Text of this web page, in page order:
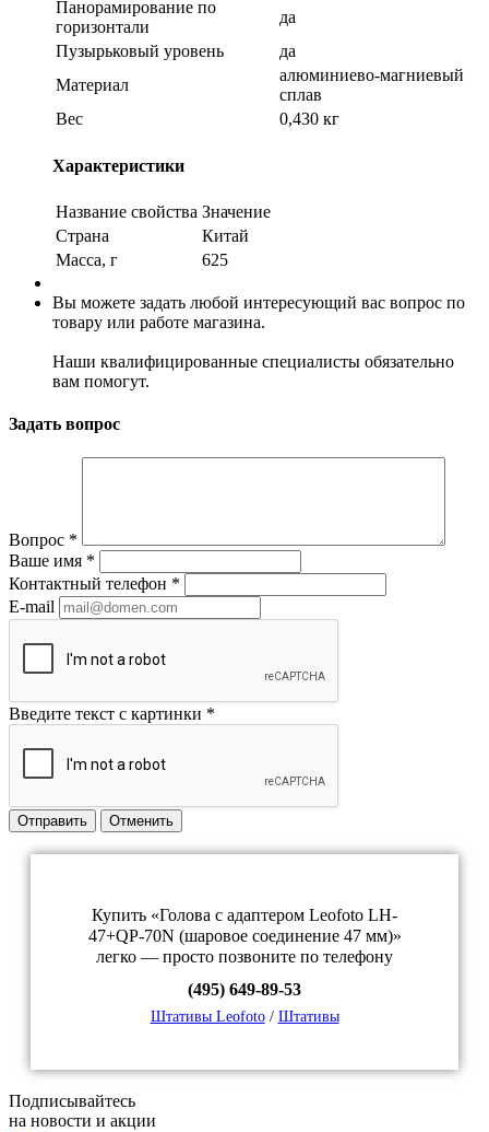
Панорамирование по
горизонтали
да
Пузырьковый уровень
да
Материал
алюминиево-магниевый
сплав
Вес
0,430 кг
Характеристики
Название свойства Значение
Страна
Китай
Масса, г
625
Вы можете задать любой интересующий вас вопрос по
товару или работе магазина.
Наши квалифицированные специалисты обязательно
вам помогут.
Задать вопрос
Вопрос *
Ваше имя *
Контактный телефон *
E-mail
Введите текст с картинки *
Отправить Отменить
Купить «Голова с адаптером Leofoto LH-
47+QP-70N (шаровое соединение 47 мм)»
легко — просто позвоните по телефону
(495) 649-89-53
Штативы Leofoto/ Штативы
Подписывайтесь
на новости и акции